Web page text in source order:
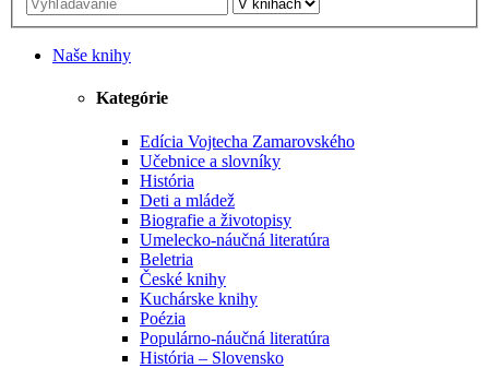
Naše knihy
Kategórie
Edícia Vojtecha Zamarovského
Učebnice a slovníky
História
Deti a mládež
Biografie a životopisy
Umelecko-náučná literatúra
Beletria
České knihy
Kuchárske knihy
Poézia
Populárno-náučná literatúra
História – Slovensko